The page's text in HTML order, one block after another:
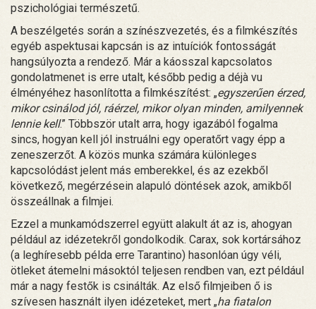
pszichológiai természetű.
A beszélgetés során a színészvezetés, és a filmkészítés
egyéb aspektusai kapcsán is az intuíciók fontosságát
hangsúlyozta a rendező. Már a káosszal kapcsolatos
gondolatmenet is erre utalt, később pedig a déjà vu
élményéhez hasonlította a filmkészítést: „egyszerűen érzed,
mikor csinálod jól, ráérzel, mikor olyan minden, amilyennek
lennie kell.” Többször utalt arra, hogy igazából fogalma
sincs, hogyan kell jól instruálni egy operatőrt vagy épp a
zeneszerzőt. A közös munka számára különleges
kapcsolódást jelent más emberekkel, és az ezekből
következő, megérzésein alapuló döntések azok, amikből
összeállnak a filmjei.
Ezzel a munkamódszerrel együtt alakult át az is, ahogyan
például az idézetekről gondolkodik. Carax, sok kortársához
(a leghíresebb példa erre Tarantino) hasonlóan úgy véli,
ötleket átemelni másoktól teljesen rendben van, ezt például
már a nagy festők is csinálták. Az első filmjeiben ő is
szívesen használt ilyen idézeteket, mert „ha fiatalon